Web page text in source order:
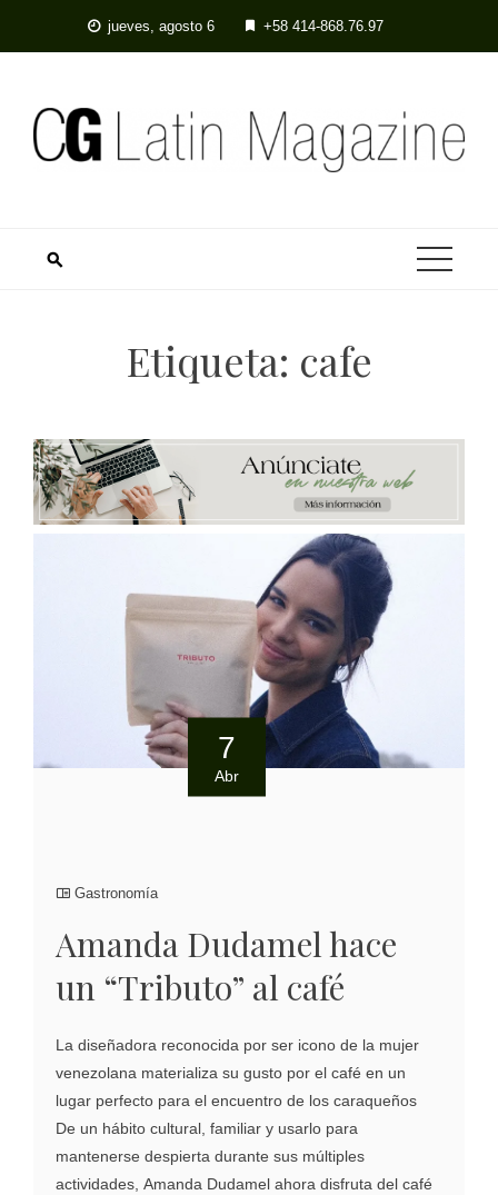
jueves, agosto 6 +58 414-868.76.97
Etiqueta: cafe
7
Abr
Gastronomía
Amanda Dudamel hace
un “Tributo” al café
La diseñadora reconocida por ser icono de la mujer
venezolana materializa su gusto por el café en un
lugar perfecto para el encuentro de los caraqueños
De un hábito cultural, familiar y usarlo para
mantenerse despierta durante sus múltiples
actividades, Amanda Dudamel ahora disfruta del café